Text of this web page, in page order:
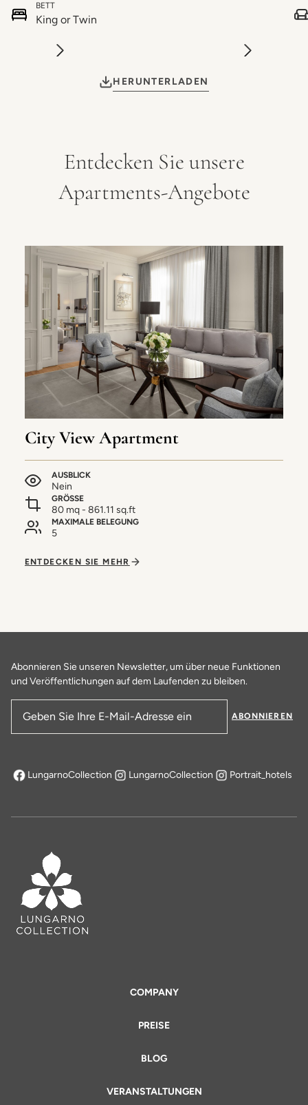
BETT
King or Twin
HERUNTERLADEN
Entdecken Sie unsere
Apartments-Angebote
City View Apartment
AUSBLICK
Nein
GRÖSSE
80 mq - 861.11 sq.ft
MAXIMALE BELEGUNG
5
ENTDECKEN SIE MEHR
COMPANY
PREISE
BLOG
VERANSTALTUNGEN
Abonnieren Sie unseren Newsletter, um über neue Funktionen
und Veröffentlichungen auf dem Laufenden zu bleiben.
E-Mail-Adresse
ABONNIEREN
LungarnoCollection
öffnet sich in einem neuen Tab
LungarnoCollection Portrait_hotels